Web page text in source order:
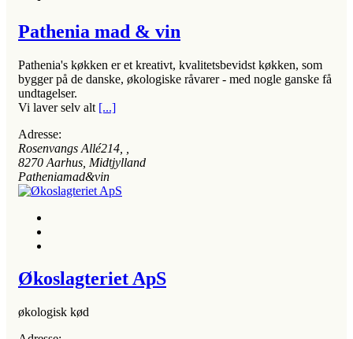
Pathenia mad & vin
Pathenia's køkken er et kreativt, kvalitetsbevidst køkken, som
bygger på de danske, økologiske råvarer - med nogle ganske få
undtagelser.
Vi laver selv alt [...]
Adresse:
Rosenvangs Allé214
8270 Aarhus, Midtjylland
Patheniamad&vin
Økoslagteriet ApS
økologisk kød